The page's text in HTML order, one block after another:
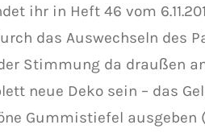
ihr in Heft 46 vom
das Auswechseln des
Stimmung da draußen
neue Deko sein – das
Gummistiefel ausgeben